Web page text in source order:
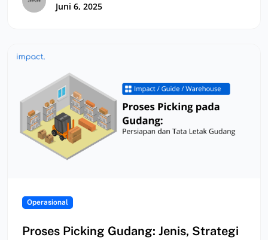
Juni 6, 2025
Operasional
Proses Picking Gudang: Jenis, Strategi